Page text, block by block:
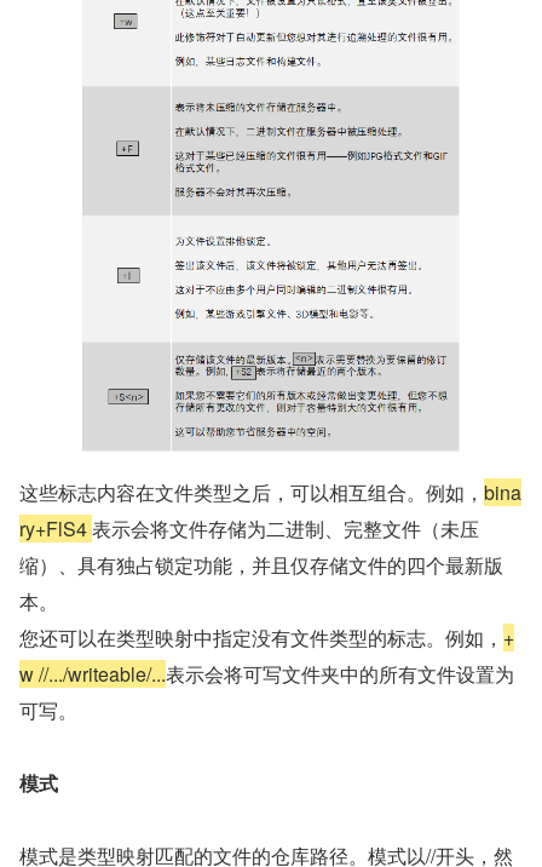
这些标志内容在文件类型之后，可以相互组合。例如， bina
ry+FlS4 表示会将文件存储为二进制、完整文件（未压
缩）、具有独占锁定功能，并且仅存储文件的四个最新版
本。
您还可以在类型映射中指定没有文件类型的标志。例如， +
w //.../writeable/...表示会将可写文件夹中的所有文件设置为
可写。
模式
模式是类型映射匹配的文件的仓库路径。模式以//开头，然